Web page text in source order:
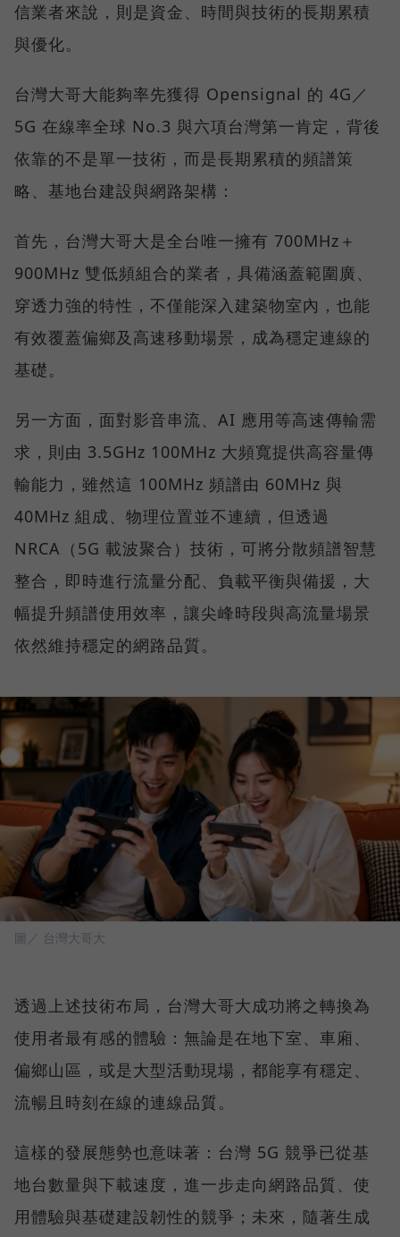
信業者來說，則是資金、時間與技術的長期累積
與優化。
台灣大哥大能夠率先獲得 Opensignal 的 4G／
5G 在線率全球 No.3 與六項台灣第一肯定，背後
依靠的不是單一技術，而是長期累積的頻譜策
略、基地台建設與網路架構：
首先，台灣大哥大是全台唯一擁有 700MHz＋
900MHz 雙低頻組合的業者，具備涵蓋範圍廣、
穿透力強的特性，不僅能深入建築物室內，也能
有效覆蓋偏鄉及高速移動場景，成為穩定連線的
基礎。
另一方面，面對影音串流、AI 應用等高速傳輸需
求，則由 3.5GHz 100MHz 大頻寬提供高容量傳
輸能力，雖然這 100MHz 頻譜由 60MHz 與
40MHz 組成、物理位置並不連續，但透過
NRCA（5G 載波聚合）技術，可將分散頻譜智慧
整合，即時進行流量分配、負載平衡與備援，大
幅提升頻譜使用效率，讓尖峰時段與高流量場景
依然維持穩定的網路品質。
圖／ 台灣大哥大
透過上述技術布局，台灣大哥大成功將之轉換為
使用者最有感的體驗：無論是在地下室、車廂、
偏鄉山區，或是大型活動現場，都能享有穩定、
流暢且時刻在線的連線品質。
這樣的發展態勢也意味著：台灣 5G 競爭已從基
地台數量與下載速度，進一步走向網路品質、使
用體驗與基礎建設韌性的競爭；未來，隨著生成